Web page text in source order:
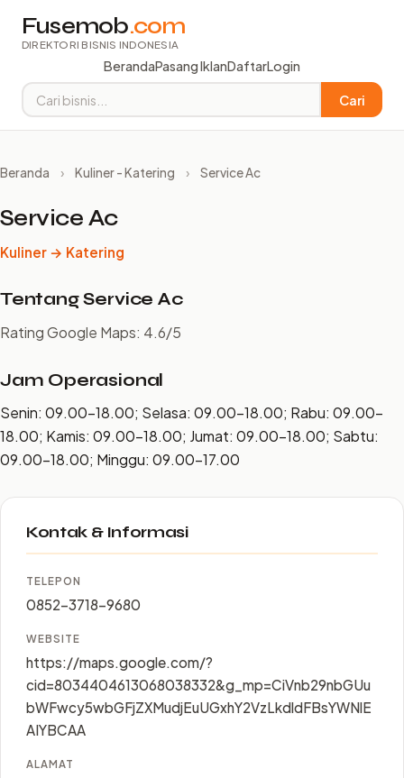
Fusemob.com
DIREKTORI BISNIS INDONESIA
BerandaPasang IklanDaftarLogin
Cari
Beranda › Kuliner - Katering › Service Ac
Service Ac
Kuliner → Katering
Tentang Service Ac
Rating Google Maps: 4.6/5
Jam Operasional
Senin: 09.00–18.00; Selasa: 09.00–18.00; Rabu: 09.00–
18.00; Kamis: 09.00–18.00; Jumat: 09.00–18.00; Sabtu:
09.00–18.00; Minggu: 09.00–17.00
Kontak & Informasi
TELEPON
0852-3718-9680
WEBSITE
https://maps.google.com/?
cid=8034404613068038332&g_mp=CiVnb29nbGUu
bWFwcy5wbGFjZXMudjEuUGxhY2VzLkdldFBsYWNlE
AIYBCAA
ALAMAT